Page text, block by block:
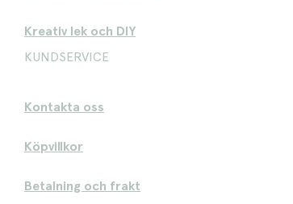
Kreativ lek och DIY
KUNDSERVICE
Kontakta oss
Köpvillkor
Betalning och frakt